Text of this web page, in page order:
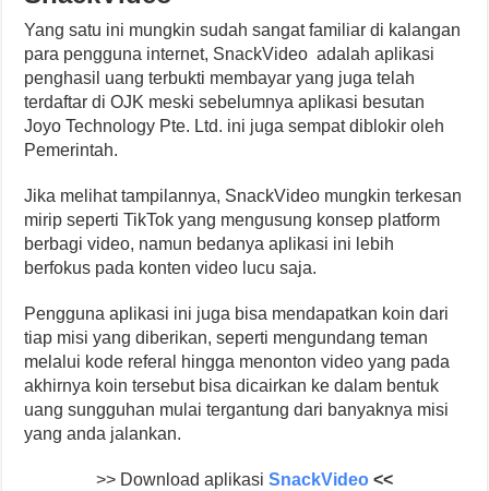
Yang satu ini mungkin sudah sangat familiar di kalangan
para pengguna internet, SnackVideo adalah aplikasi
penghasil uang terbukti membayar yang juga telah
terdaftar di OJK meski sebelumnya aplikasi besutan
Joyo Technology Pte. Ltd. ini juga sempat diblokir oleh
Pemerintah.
Jika melihat tampilannya, SnackVideo mungkin terkesan
mirip seperti TikTok yang mengusung konsep platform
berbagi video, namun bedanya aplikasi ini lebih
berfokus pada konten video lucu saja.
Pengguna aplikasi ini juga bisa mendapatkan koin dari
tiap misi yang diberikan, seperti mengundang teman
melalui kode referal hingga menonton video yang pada
akhirnya koin tersebut bisa dicairkan ke dalam bentuk
uang sungguhan mulai tergantung dari banyaknya misi
yang anda jalankan.
>> Download aplikasi SnackVideo<<